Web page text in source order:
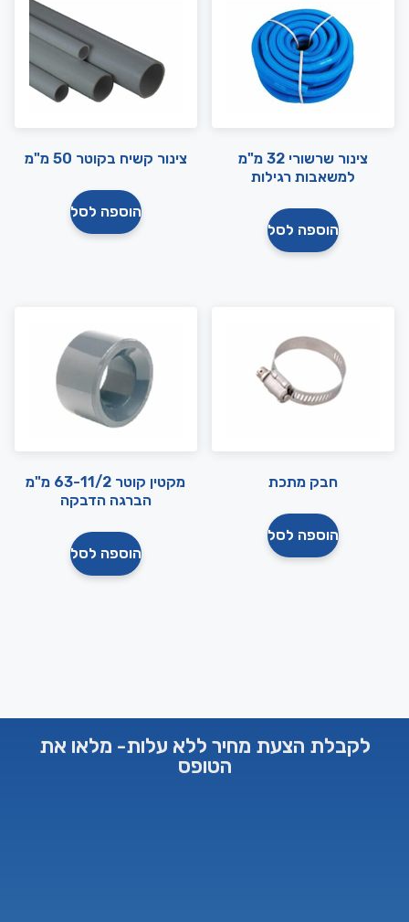
צינור שרשורי 32 מ"מ
למשאבות רגילות
הוספה לסל
צינור קשיח בקוטר 50 מ"מ
הוספה לסל
חבק מתכת
הוספה לסל
מקטין קוטר 63-11/2 מ"מ
הברגה הדבקה
הוספה לסל
לקבלת הצעת מחיר ללא עלות- מלאו את
הטופס